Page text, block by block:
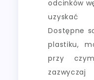
odcinków
uzyskać
Dostępne
plastiku,
przy